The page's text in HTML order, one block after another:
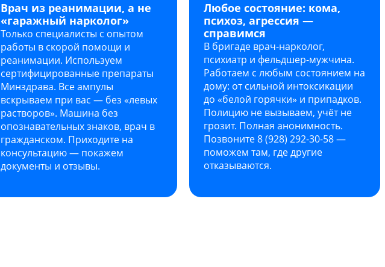
Врач из реанимации, а не
«гаражный нарколог»
Только специалисты с опытом
работы в скорой помощи и
реанимации. Используем
сертифицированные препараты
Минздрава. Все ампулы
вскрываем при вас — без «левых
растворов». Машина без
опознавательных знаков, врач в
гражданском. Приходите на
консультацию — покажем
документы и отзывы.
Любое состояние: кома,
психоз, агрессия —
справимся
В бригаде врач-нарколог,
психиатр и фельдшер-мужчина.
Работаем с любым состоянием на
дому: от сильной интоксикации
до «белой горячки» и припадков.
Полицию не вызываем, учёт не
грозит. Полная анонимность.
Позвоните 8 (928) 292-30-58 —
поможем там, где другие
отказываются.